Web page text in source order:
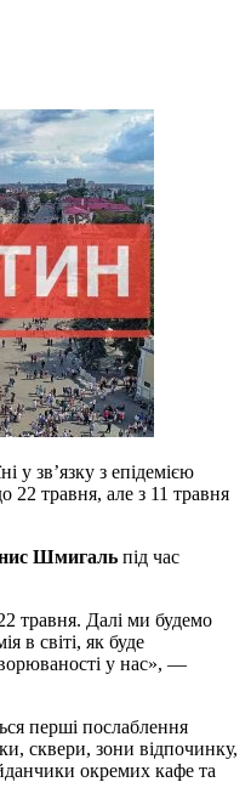
у зв’язку з епідемією
22 травня, але з 11 травня
Шмигаль під час
травня. Далі ми будемо
в світі, як буде
у нас», —
перші послаблення
сквери, зони відпочинку,
окремих кафе та